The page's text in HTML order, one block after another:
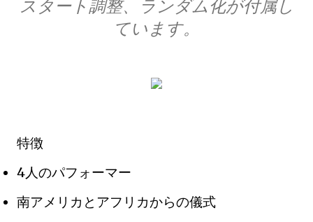
スタート調整、ランダム化が付属し
ています。
特徴
4人のパフォーマー
南アメリカとアフリカからの儀式